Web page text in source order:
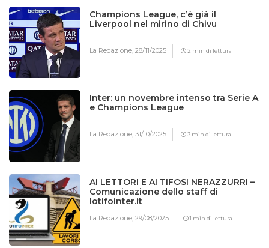
Champions League, c’è già il
Liverpool nel mirino di Chivu
La Redazione,28/11/2025 2 min di lettura
Inter: un novembre intenso tra Serie A
e Champions League
La Redazione,31/10/2025 3 min di lettura
AI LETTORI E AI TIFOSI NERAZZURRI –
Comunicazione dello staff di
Iotifointer.it
La Redazione,29/08/2025 1 min di lettura